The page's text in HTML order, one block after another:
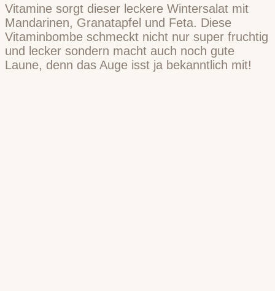
Vitamine sorgt dieser leckere Wintersalat mit
Mandarinen, Granatapfel und Feta. Diese
Vitaminbombe schmeckt nicht nur super fruchtig
und lecker sondern macht auch noch gute
Laune, denn das Auge isst ja bekanntlich mit!